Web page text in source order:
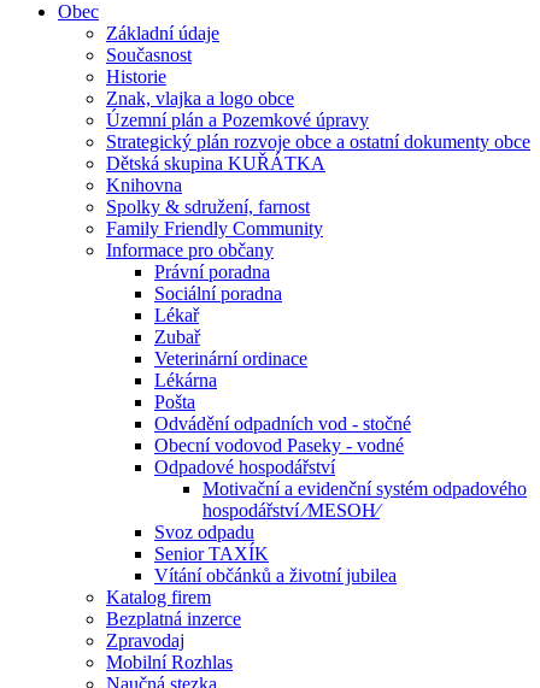
Obec
Základní údaje
Současnost
Historie
Znak, vlajka a logo obce
Územní plán a Pozemkové úpravy
Strategický plán rozvoje obce a ostatní dokumenty obce
Dětská skupina KUŘÁTKA
Knihovna
Spolky & sdružení, farnost
Family Friendly Community
Informace pro občany
Právní poradna
Sociální poradna
Lékař
Zubař
Veterinární ordinace
Lékárna
Pošta
Odvádění odpadních vod - stočné
Obecní vodovod Paseky - vodné
Odpadové hospodářství
Motivační a evidenční systém odpadového
hospodářství ⁄MESOH⁄
Svoz odpadu
Senior TAXÍK
Vítání občánků a životní jubilea
Katalog firem
Bezplatná inzerce
Zpravodaj
Mobilní Rozhlas
Naučná stezka